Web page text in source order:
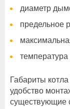
диаметр
предельное
Габариты
удобство
существующие